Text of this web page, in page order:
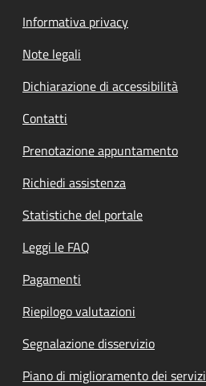
Informativa privacy
Note legali
Dichiarazione di accessibilità
Contatti
Prenotazione appuntamento
Richiedi assistenza
Statistiche del portale
Leggi le FAQ
Pagamenti
Riepilogo valutazioni
Segnalazione disservizio
Piano di miglioramento dei servizi